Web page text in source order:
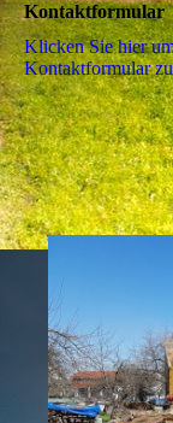
Kontaktformular
Klicken Sie hier
Kon­takt­for­mu­lar